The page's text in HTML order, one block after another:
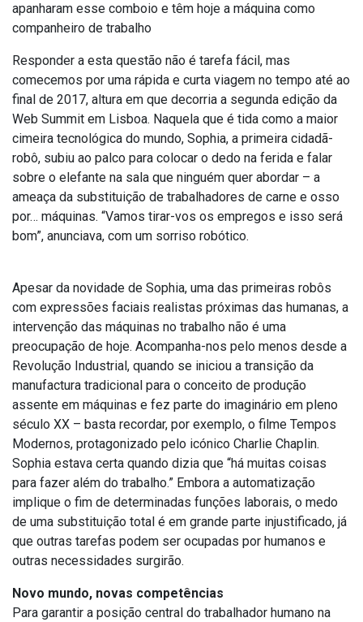
apanharam esse comboio e têm hoje a máquina como
companheiro de trabalho
Responder a esta questão não é tarefa fácil, mas
comecemos por uma rápida e curta viagem no tempo até ao
final de 2017, altura em que decorria a segunda edição da
Web Summit em Lisboa. Naquela que é tida como a maior
cimeira tecnológica do mundo, Sophia, a primeira cidadã-
robô, subiu ao palco para colocar o dedo na ferida e falar
sobre o elefante na sala que ninguém quer abordar – a
ameaça da substituição de trabalhadores de carne e osso
por… máquinas. “Vamos tirar-vos os empregos e isso será
bom”, anunciava, com um sorriso robótico.
Apesar da novidade de Sophia, uma das primeiras robôs
com expressões faciais realistas próximas das humanas, a
intervenção das máquinas no trabalho não é uma
preocupação de hoje. Acompanha-nos pelo menos desde a
Revolução Industrial, quando se iniciou a transição da
manufactura tradicional para o conceito de produção
assente em máquinas e fez parte do imaginário em pleno
século XX – basta recordar, por exemplo, o filme Tempos
Modernos, protagonizado pelo icónico Charlie Chaplin.
Sophia estava certa quando dizia que “há muitas coisas
para fazer além do trabalho.” Embora a automatização
implique o fim de determinadas funções laborais, o medo
de uma substituição total é em grande parte injustificado, já
que outras tarefas podem ser ocupadas por humanos e
outras necessidades surgirão.
Novo mundo, novas competências
Para garantir a posição central do trabalhador humano na